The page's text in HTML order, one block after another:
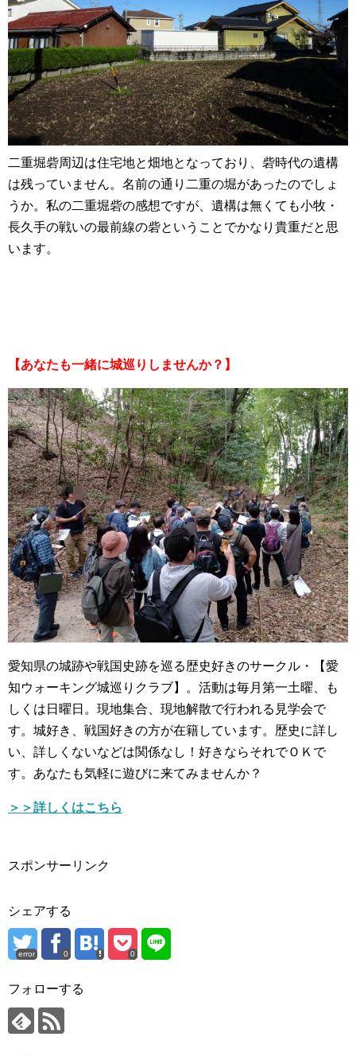
二重堀砦周辺は住宅地と畑地となっており、砦時代の遺構
は残っていません。名前の通り二重の堀があったのでしょ
うか。私の二重堀砦の感想ですが、遺構は無くても小牧・
長久手の戦いの最前線の砦ということでかなり貴重だと思
います。
【あなたも一緒に城巡りしませんか？】
愛知県の城跡や戦国史跡を巡る歴史好きのサークル・【愛
知ウォーキング城巡りクラブ】。活動は毎月第一土曜、も
しくは日曜日。現地集合、現地解散で行われる見学会で
す。城好き、戦国好きの方が在籍しています。歴史に詳し
い、詳しくないなどは関係なし！好きならそれでＯＫで
す。あなたも気軽に遊びに来てみませんか？
＞＞詳しくはこちら
スポンサーリンク
シェアする
error 0 0
フォローする